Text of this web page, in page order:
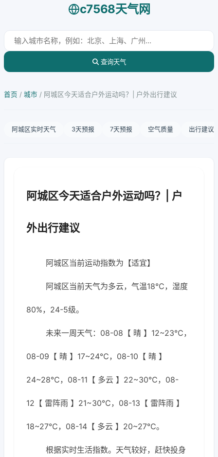
c7568天气网
查询天气
首页 / 城市 / 阿城区今天适合户外运动吗？| 户外出行建议
阿城区实时天气 3天预报 7天预报 空气质量 出行建议
阿城区今天适合户外运动吗？| 户
外出行建议
阿城区当前运动指数为【适宜】
阿城区当前天气为多云，气温18℃，湿度
80%，24-5级。
未来一周天气：08-08【 晴 】12~23℃，
08-09【 晴 】17~24℃，08-10【 晴 】
24~28℃，08-11【 多云 】22~30℃，08-
12【 雷阵雨 】21~30℃，08-13【 雷阵雨 】
18~27℃，08-14【 多云 】20~27℃。
根据实时生活指数。天气较好，赶快投身